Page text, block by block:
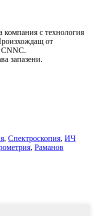
компания с технология
от
CNNC.
запазени.
, Спектроскопия, ИЧ
, Раманов